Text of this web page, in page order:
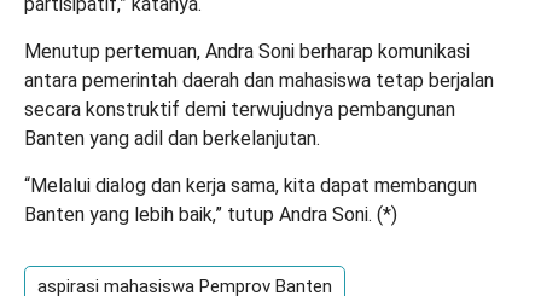
Menutup pertemuan, Andra Soni berharap komunikasi
antara pemerintah daerah dan mahasiswa tetap berjalan
secara konstruktif demi terwujudnya pembangunan
Banten yang adil dan berkelanjutan.
“Melalui dialog dan kerja sama, kita dapat membangun
Banten yang lebih baik,” tutup Andra Soni. (*)
aspirasi mahasiswa Pemprov Banten